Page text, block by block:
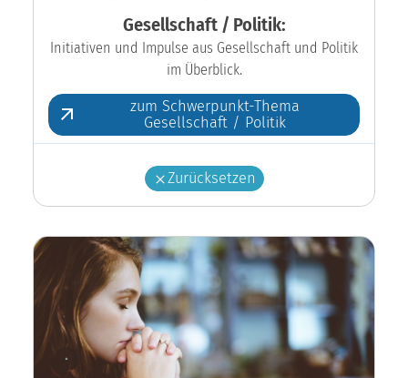
Gesellschaft / Politik:
Initiativen und Impulse aus Gesellschaft und Politik
im Überblick.
zum Schwerpunkt-Thema
Gesellschaft / Politik
Zurücksetzen